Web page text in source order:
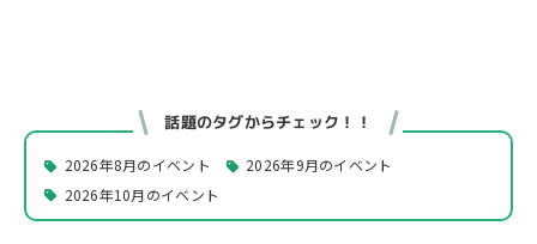
話題のタグからチェック！！
2026年8月のイベント
2026年9月のイベント
2026年10月のイベント